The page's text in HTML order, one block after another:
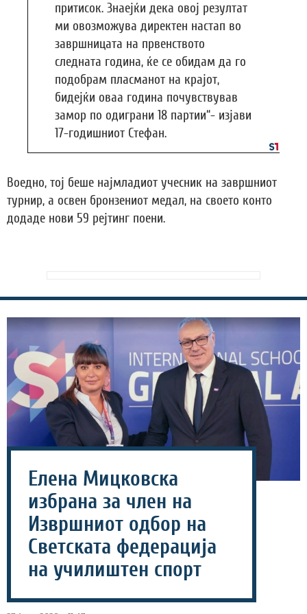
притисок. Знаејќи дека овој резултат
ми овозможува директен настап во
завршницата на првенството
следната година, ќе се обидам да го
подобрам пласманот на крајот,
бидејќи оваа година почувствував
замор по одиграни 18 партии“- изјави
17-годишниот Стефан.
Воедно, тој беше најмладиот учесник на завршниот
турнир, а освен бронзениот медал, на своето конто
додаде нови 59 рејтинг поени.
Елена Мицковска
избрана за член на
Извршниот одбор на
Светската федерација
на училиштен спорт